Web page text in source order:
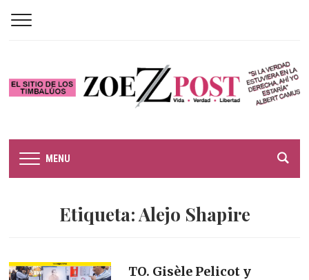
MENU
Etiqueta:Alejo Shapire
TO. Gisèle Pelicot y